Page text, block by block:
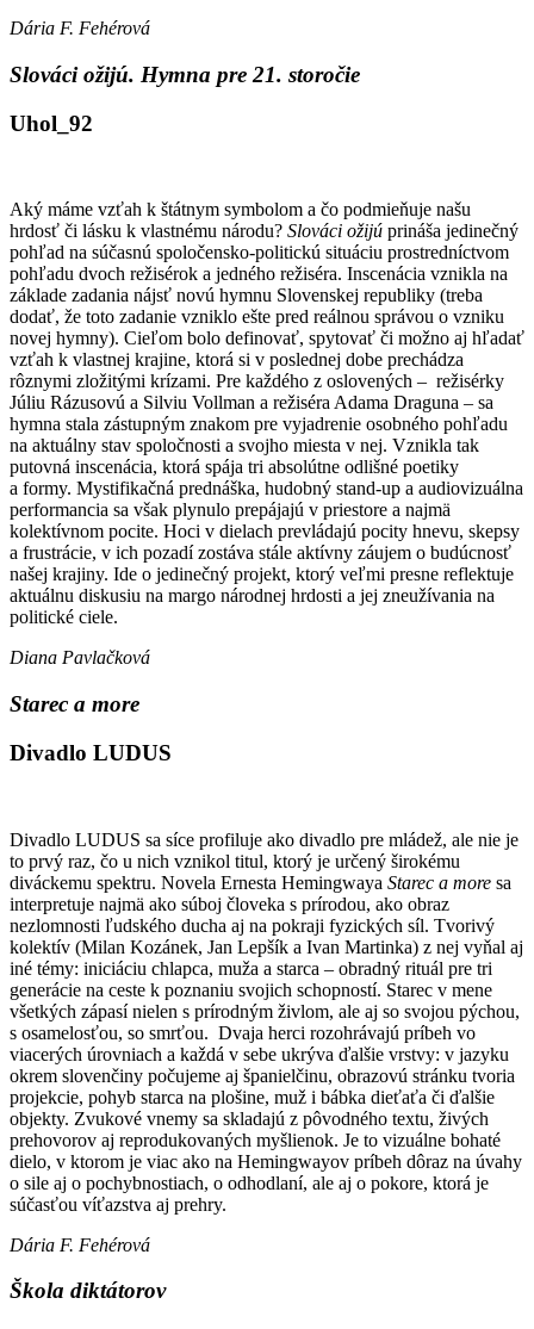
Dária F. Fehérová
Slováci ožijú. Hymna pre 21. storočie
Uhol_92
Aký máme vzťah k štátnym symbolom a čo podmieňuje našu
hrdosť či lásku k vlastnému národu? Slováci ožijú prináša jedinečný
pohľad na súčasnú spoločensko-politickú situáciu prostredníctvom
pohľadu dvoch režisérok a jedného režiséra. Inscenácia vznikla na
základe zadania nájsť novú hymnu Slovenskej republiky (treba
dodať, že toto zadanie vzniklo ešte pred reálnou správou o vzniku
novej hymny). Cieľom bolo definovať, spytovať či možno aj hľadať
vzťah k vlastnej krajine, ktorá si v poslednej dobe prechádza
rôznymi zložitými krízami. Pre každého z oslovených – režisérky
Júliu Rázusovú a Silviu Vollman a režiséra Adama Draguna – sa
hymna stala zástupným znakom pre vyjadrenie osobného pohľadu
na aktuálny stav spoločnosti a svojho miesta v nej. Vznikla tak
putovná inscenácia, ktorá spája tri absolútne odlišné poetiky
a formy. Mystifikačná prednáška, hudobný stand-up a audiovizuálna
performancia sa však plynulo prepájajú v priestore a najmä
kolektívnom pocite. Hoci v dielach prevládajú pocity hnevu, skepsy
a frustrácie, v ich pozadí zostáva stále aktívny záujem o budúcnosť
našej krajiny. Ide o jedinečný projekt, ktorý veľmi presne reflektuje
aktuálnu diskusiu na margo národnej hrdosti a jej zneužívania na
politické ciele.
Diana Pavlačková
Starec a more
Divadlo LUDUS
Divadlo LUDUS sa síce profiluje ako divadlo pre mládež, ale nie je
to prvý raz, čo u nich vznikol titul, ktorý je určený širokému
diváckemu spektru. Novela Ernesta Hemingwaya Starec a more sa
interpretuje najmä ako súboj človeka s prírodou, ako obraz
nezlomnosti ľudského ducha aj na pokraji fyzických síl. Tvorivý
kolektív (Milan Kozánek, Jan Lepšík a Ivan Martinka) z nej vyňal aj
iné témy: iniciáciu chlapca, muža a starca – obradný rituál pre tri
generácie na ceste k poznaniu svojich schopností. Starec v mene
všetkých zápasí nielen s prírodným živlom, ale aj so svojou pýchou,
s osamelosťou, so smrťou. Dvaja herci rozohrávajú príbeh vo
viacerých úrovniach a každá v sebe ukrýva ďalšie vrstvy: v jazyku
okrem slovenčiny počujeme aj španielčinu, obrazovú stránku tvoria
projekcie, pohyb starca na plošine, muž i bábka dieťaťa či ďalšie
objekty. Zvukové vnemy sa skladajú z pôvodného textu, živých
prehovorov aj reprodukovaných myšlienok. Je to vizuálne bohaté
dielo, v ktorom je viac ako na Hemingwayov príbeh dôraz na úvahy
o sile aj o pochybnostiach, o odhodlaní, ale aj o pokore, ktorá je
súčasťou víťazstva aj prehry.
Dária F. Fehérová
Škola diktátorov